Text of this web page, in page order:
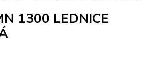
1300 LEDNICE